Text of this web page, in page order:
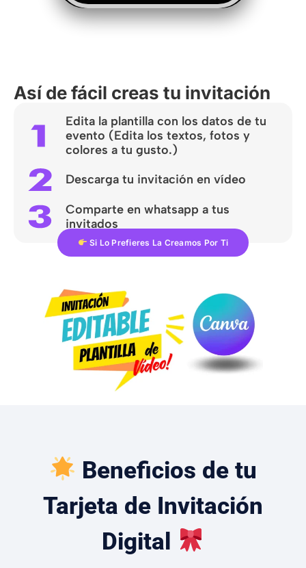
Así de fácil creas tu invitación
Edita la plantilla con los datos de tu
evento (Edita los textos, fotos y
colores a tu gusto.)
Descarga tu invitación en vídeo
Comparte en whatsapp a tus
invitados
Si Lo Prefieres La Creamos Por Ti
Beneficios de tu
Tarjeta de Invitación
Digital